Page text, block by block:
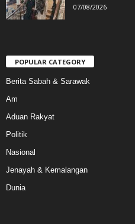
07/08/2026
POPULAR CATEGORY
Berita Sabah & Sarawak
Am
Aduan Rakyat
Politik
Nasional
Jenayah & Kemalangan
Dunia